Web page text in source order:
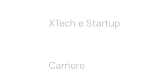
XTech e Startup
Carriere